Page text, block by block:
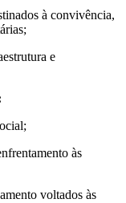
à convivência,
e
às
voltados às